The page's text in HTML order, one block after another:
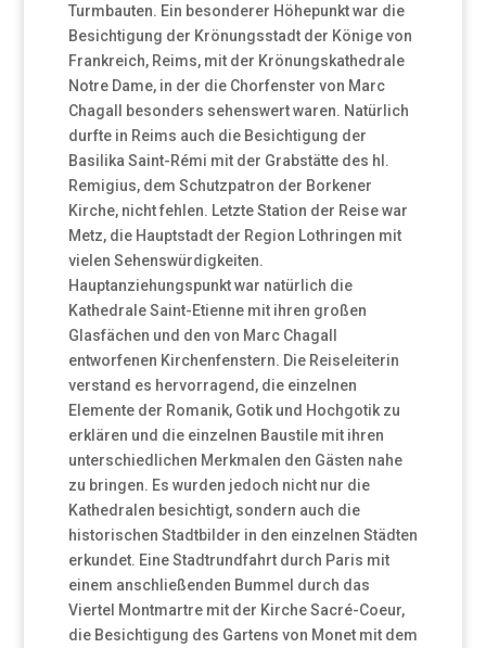
Turmbauten. Ein besonderer Höhepunkt war die
Besichtigung der Krönungsstadt der Könige von
Frankreich, Reims, mit der Krönungskathedrale
Notre Dame, in der die Chorfenster von Marc
Chagall besonders sehenswert waren. Natürlich
durfte in Reims auch die Besichtigung der
Basilika Saint-Rémi mit der Grabstätte des hl.
Remigius, dem Schutzpatron der Borkener
Kirche, nicht fehlen. Letzte Station der Reise war
Metz, die Hauptstadt der Region Lothringen mit
vielen Sehenswürdigkeiten.
Hauptanziehungspunkt war natürlich die
Kathedrale Saint-Etienne mit ihren großen
Glasfächen und den von Marc Chagall
entworfenen Kirchenfenstern. Die Reiseleiterin
verstand es hervorragend, die einzelnen
Elemente der Romanik, Gotik und Hochgotik zu
erklären und die einzelnen Baustile mit ihren
unterschiedlichen Merkmalen den Gästen nahe
zu bringen. Es wurden jedoch nicht nur die
Kathedralen besichtigt, sondern auch die
historischen Stadtbilder in den einzelnen Städten
erkundet. Eine Stadtrundfahrt durch Paris mit
einem anschließenden Bummel durch das
Viertel Montmartre mit der Kirche Sacré-Coeur,
die Besichtigung des Gartens von Monet mit dem